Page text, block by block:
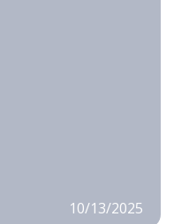
10/13/2025